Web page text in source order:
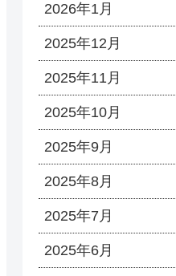
2026年1月
2025年12月
2025年11月
2025年10月
2025年9月
2025年8月
2025年7月
2025年6月